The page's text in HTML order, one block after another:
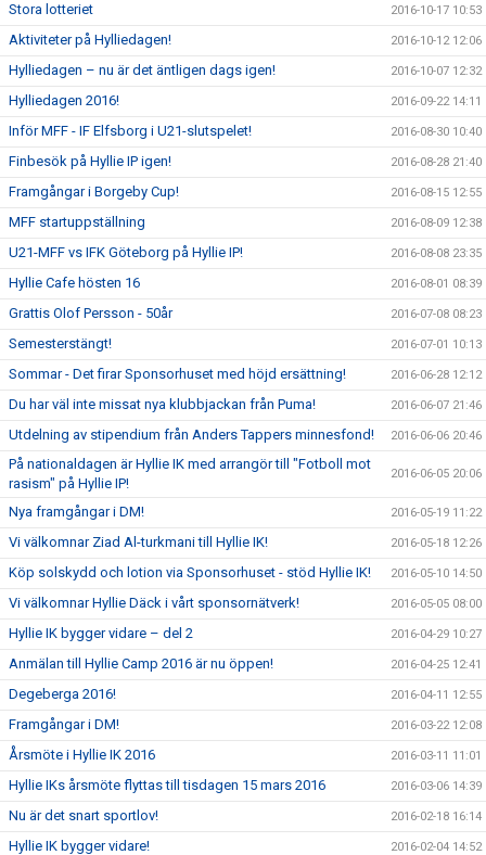
Stora lotteriet 2016-10-17 10:53
Aktiviteter på Hylliedagen! 2016-10-12 12:06
Hylliedagen – nu är det äntligen dags igen! 2016-10-07 12:32
Hylliedagen 2016! 2016-09-22 14:11
Inför MFF - IF Elfsborg i U21-slutspelet! 2016-08-30 10:40
Finbesök på Hyllie IP igen! 2016-08-28 21:40
Framgångar i Borgeby Cup! 2016-08-15 12:55
MFF startuppställning 2016-08-09 12:38
U21-MFF vs IFK Göteborg på Hyllie IP! 2016-08-08 23:35
Hyllie Cafe hösten 16 2016-08-01 08:39
Grattis Olof Persson - 50år 2016-07-08 08:23
Semesterstängt! 2016-07-01 10:13
Sommar - Det firar Sponsorhuset med höjd ersättning! 2016-06-28 12:12
Du har väl inte missat nya klubbjackan från Puma! 2016-06-07 21:46
Utdelning av stipendium från Anders Tappers minnesfond! 2016-06-06 20:46
På nationaldagen är Hyllie IK med arrangör till "Fotboll mot
rasism" på Hyllie IP!
2016-06-05 20:06
Nya framgångar i DM! 2016-05-19 11:22
Vi välkomnar Ziad Al-turkmani till Hyllie IK! 2016-05-18 12:26
Köp solskydd och lotion via Sponsorhuset - stöd Hyllie IK! 2016-05-10 14:50
Vi välkomnar Hyllie Däck i vårt sponsornätverk! 2016-05-05 08:00
Hyllie IK bygger vidare – del 2 2016-04-29 10:27
Anmälan till Hyllie Camp 2016 är nu öppen! 2016-04-25 12:41
Degeberga 2016! 2016-04-11 12:55
Framgångar i DM! 2016-03-22 12:08
Årsmöte i Hyllie IK 2016 2016-03-11 11:01
Hyllie IKs årsmöte flyttas till tisdagen 15 mars 2016 2016-03-06 14:39
Nu är det snart sportlov! 2016-02-18 16:14
Hyllie IK bygger vidare! 2016-02-04 14:52